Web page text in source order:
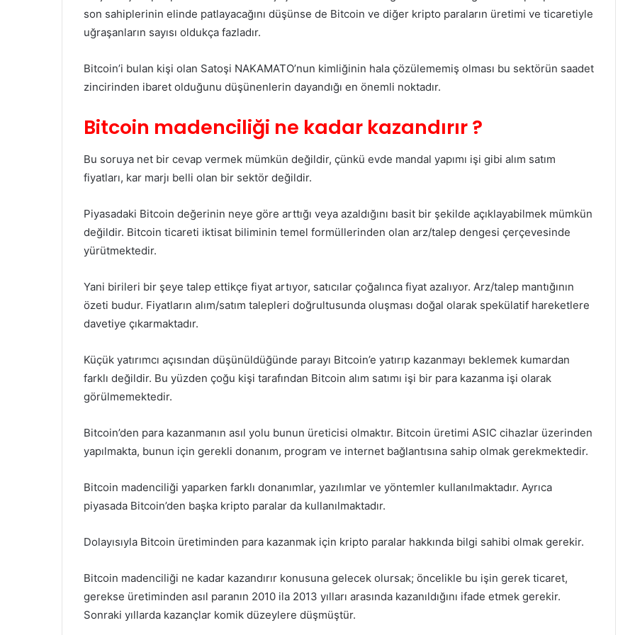
son sahiplerinin elinde patlayacağını düşünse de Bitcoin ve diğer kripto paraların üretimi ve ticaretiyle
uğraşanların sayısı oldukça fazladır.
Bitcoin’i bulan kişi olan Satoşi NAKAMATO’nun kimliğinin hala çözülememiş olması bu sektörün saadet
zincirinden ibaret olduğunu düşünenlerin dayandığı en önemli noktadır.
Bitcoin madenciliği ne kadar kazandırır ?
Bu soruya net bir cevap vermek mümkün değildir, çünkü evde mandal yapımı işi gibi alım satım
fiyatları, kar marjı belli olan bir sektör değildir.
Piyasadaki Bitcoin değerinin neye göre arttığı veya azaldığını basit bir şekilde açıklayabilmek mümkün
değildir. Bitcoin ticareti iktisat biliminin temel formüllerinden olan arz/talep dengesi çerçevesinde
yürütmektedir.
Yani birileri bir şeye talep ettikçe fiyat artıyor, satıcılar çoğalınca fiyat azalıyor. Arz/talep mantığının
özeti budur. Fiyatların alım/satım talepleri doğrultusunda oluşması doğal olarak spekülatif hareketlere
davetiye çıkarmaktadır.
Küçük yatırımcı açısından düşünüldüğünde parayı Bitcoin’e yatırıp kazanmayı beklemek kumardan
farklı değildir. Bu yüzden çoğu kişi tarafından Bitcoin alım satımı işi bir para kazanma işi olarak
görülmemektedir.
Bitcoin’den para kazanmanın asıl yolu bunun üreticisi olmaktır. Bitcoin üretimi ASIC cihazlar üzerinden
yapılmakta, bunun için gerekli donanım, program ve internet bağlantısına sahip olmak gerekmektedir.
Bitcoin madenciliği yaparken farklı donanımlar, yazılımlar ve yöntemler kullanılmaktadır. Ayrıca
piyasada Bitcoin’den başka kripto paralar da kullanılmaktadır.
Dolayısıyla Bitcoin üretiminden para kazanmak için kripto paralar hakkında bilgi sahibi olmak gerekir.
Bitcoin madenciliği ne kadar kazandırır konusuna gelecek olursak; öncelikle bu işin gerek ticaret,
gerekse üretiminden asıl paranın 2010 ila 2013 yılları arasında kazanıldığını ifade etmek gerekir.
Sonraki yıllarda kazançlar komik düzeylere düşmüştür.